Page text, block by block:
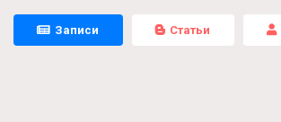
Записи Статьи